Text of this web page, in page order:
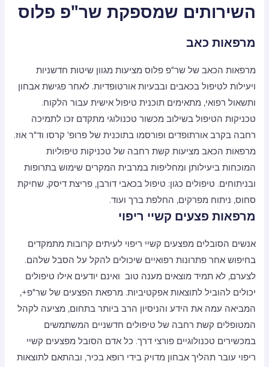
השירותים שמספקת שר"פ פלוס
מרפאות כאב
מרפאות הכאב של שר"פ פלוס מציעות מגוון שיטות חדשניות
ויעילות לטיפול בכאבים ובבעיות אורטופדיות. לאחר פגישת אבחון
ותשאול רפואי, מתאימים תוכנית טיפול אישית עבור הלקוח.
טכניקות הטיפול בשילוב מכשור טכנולוגי מתקדם זכו לתמיכה
רחבה בקרב אורתופדים ופורסמו בתוכנית של פרופ' קרסו וד"ר אוז.
מרפאות הכאב מציעות קשת רחבה של טכניקות טיפוליות
המוכחות ביעילותן ומחליפות במרבית המקרים שימוש בתרופות
ובניתוחים. טיפולים כגון: טיפול בכאבי דורבן, פריצת דיסק, שחיקת
סחוס, ניתוח מפרקים, החלפת ברך ועוד.
מרפאות פצעים קשיי ריפוי
אנשים הסובלים מפצעים קשיי ריפוי לעיתים קרובות מתמקדים
בחיפוש אחר פתרונות רפואיים שיכולים להקל על הסבל שלהם.
לצערם, לא תמיד מוצאים מענה טוב ואינם יודעים אילו טיפולים
יכולים להוביל לתוצאות אפקטיביות. מרפאת הפצעים של שר"פ+,
המביאה עמה את הידע והניסיון הרב ביותר בתחום, מציעה לקהל
המטופלים קשת רחבה של טיפולים חדשניים המשתמשים
במכשירים טכנולוגיים פורצי דרך. כל אדם הסובל מפצעים קשיי
ריפוי עובר תהליך אבחון מדויק בידי רופא בכיר, ובהתאם לתוצאות